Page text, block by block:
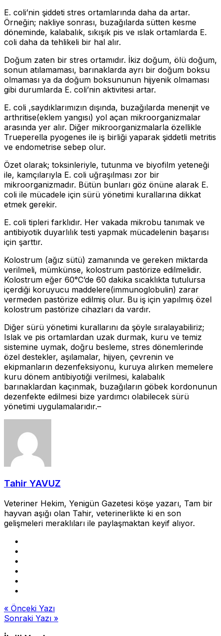
E. coli’nin şiddeti stres ortamlarında daha da artar.
Örneğin; nakliye sonrası, buzağılarda sütten kesme
döneminde, kalabalık, sıkışık pis ve ıslak ortamlarda E.
coli daha da tehlikeli bir hal alır.
Doğum zaten bir stres ortamıdır. İkiz doğum, ölü doğum,
sonun atılamaması, barınaklarda ayrı bir doğum boksu
olmaması ya da doğum boksununun hijyenik olmaması
gibi durumlarda E. coli’nin aktivitesi artar.
E. coli ,saydıklarımızın dışında, buzağılarda menenjit ve
arthritise(eklem yangısı) yol açan mikroorganizmalar
arasında yer alır. Diğer mikroorganizmalarla özellikle
Trueperella pyogenes ile iş birliği yaparak şiddetli metritis
ve endometrise sebep olur.
Özet olarak; toksinleriyle, tutunma ve biyofilm yeteneği
ile, kamçılarıyla E. coli uğraşılması zor bir
mikroorganizmadır. Bütün bunları göz önüne alarak E.
coli ile mücadele için sürü yönetimi kurallarına dikkat
etmek gerekir.
E. coli tipleri farklıdır. Her vakada mikrobu tanımak ve
antibiyotik duyarlılık testi yapmak mücadelenin başarısı
için şarttır.
Kolostrum (ağız sütü) zamanında ve gereken miktarda
verilmeli, mümkünse, kolostrum pastörize edilmelidir.
Kolostrum eğer 60°C’de 60 dakika sıcaklıkta tutulursa
içerdiği koruyucu maddelere(immunoglobulin) zarar
vermeden pastörize edilmiş olur. Bu iş için yapılmış özel
kolostrum pastörize cihazları da vardır.
Diğer sürü yönetimi kurallarını da şöyle sıralayabiliriz;
Islak ve pis ortamlardan uzak durmak, kuru ve temiz
sistemine uymak, doğru besleme, stres dönemlerinde
özel destekler, aşılamalar, hijyen, çevrenin ve
ekipmanların dezenfeksiyonu, kuruya alırken memelere
kuru dönem antibiyotiği verilmesi, kalabalık
barınaklardan kaçınmak, buzağıların göbek kordonunun
dezenfekte edilmesi bize yardımcı olabilecek sürü
yönetimi uygulamalarıdır.–
Tahir YAVUZ
Veteriner Hekim, Yenigün Gazetesi köşe yazarı, Tam bir
hayvan aşığı olan Tahir, veterinerlikte ki en son
gelişmeleri meraklıları ile paylaşmaktan keyif alıyor.
Yazı
gezinmesi
« Önceki Yazı
Sonraki Yazı »